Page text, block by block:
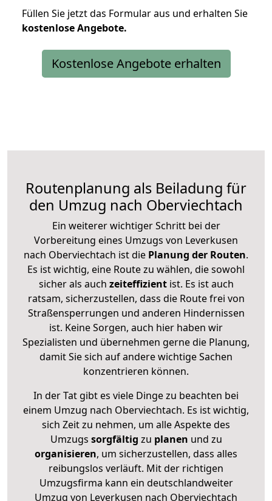
Füllen Sie jetzt das Formular aus und erhalten Sie
kostenloseAngebote.
Kostenlose Angebote erhalten
Routenplanung als Beiladung für
den Umzug nach Oberviechtach
Ein weiterer wichtiger Schritt bei der
Vorbereitung eines Umzugs von Leverkusen
nach Oberviechtach ist die Planung der Routen.
Es ist wichtig, eine Route zu wählen, die sowohl
sicher als auch zeiteffizientist. Es ist auch
ratsam, sicherzustellen, dass die Route frei von
Straßensperrungen und anderen Hindernissen
ist. Keine Sorgen, auch hier haben wir
Spezialisten und übernehmen gerne die Planung,
damit Sie sich auf andere wichtige Sachen
konzentrieren können.
In der Tat gibt es viele Dinge zu beachten bei
einem Umzug nach Oberviechtach. Es ist wichtig,
sich Zeit zu nehmen, um alle Aspekte des
Umzugs sorgfältig zu planen und zu
organisieren, um sicherzustellen, dass alles
reibungslos verläuft. Mit der richtigen
Umzugsfirma kann ein deutschlandweiter
Umzug von Leverkusen nach Oberviechtach